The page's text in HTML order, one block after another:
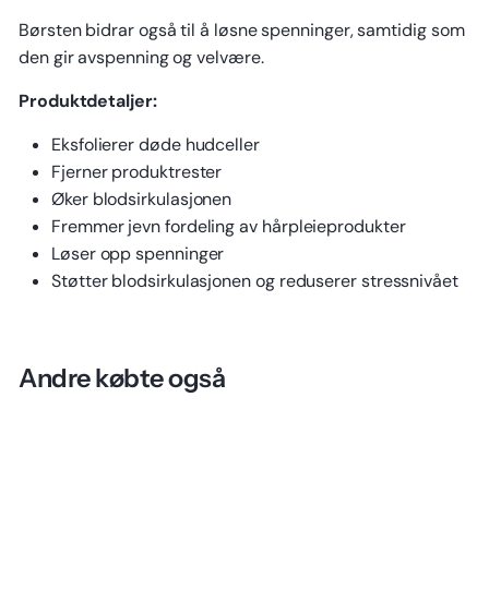
Børsten bidrar også til å løsne spenninger, samtidig som
den gir avspenning og velvære.
Produktdetaljer:
Eksfolierer døde hudceller
Fjerner produktrester
Øker blodsirkulasjonen
Fremmer jevn fordeling av hårpleieprodukter
Løser opp spenninger
Støtter blodsirkulasjonen og reduserer stressnivået
Andre købte også